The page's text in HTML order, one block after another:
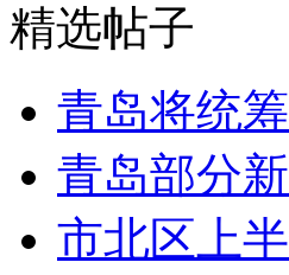
精选帖子
青岛将统
青岛部分
市北区上